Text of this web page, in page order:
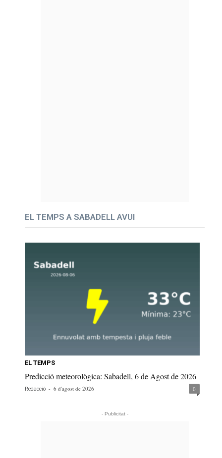
EL TEMPS A SABADELL AVUI
EL TEMPS
Predicció meteorològica: Sabadell, 6 de Agost de 2026
Redacció - 6 d'agost de 2026 0
- Publicitat -